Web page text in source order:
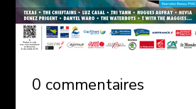
0 commentaires